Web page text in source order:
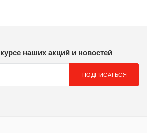
наших акций и новостей
ПОДПИСАТЬСЯ